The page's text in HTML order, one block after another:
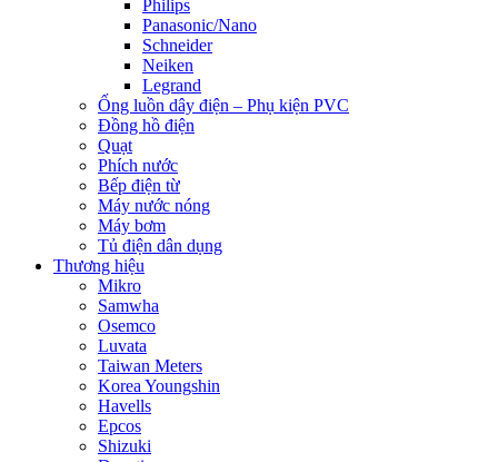
Philips
Panasonic/Nano
Schneider
Neiken
Legrand
Ống luồn dây điện – Phụ kiện PVC
Đồng hồ điện
Quạt
Phích nước
Bếp điện từ
Máy nước nóng
Máy bơm
Tủ điện dân dụng
Thương hiệu
Mikro
Samwha
Osemco
Luvata
Taiwan Meters
Korea Youngshin
Havells
Epcos
Shizuki